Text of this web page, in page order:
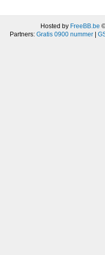
Hosted by FreeBB.be
Partners: Gratis 0900 nummer|